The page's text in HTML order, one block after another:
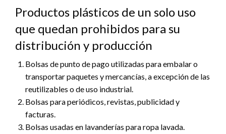
Productos plásticos de un solo uso
que quedan prohibidos para su
distribución y producción
Bolsas de punto de pago utilizadas para embalar o
transportar paquetes y mercancías, a excepción de las
reutilizables o de uso industrial.
Bolsas para periódicos, revistas, publicidad y
facturas.
Bolsas usadas en lavanderías para ropa lavada.